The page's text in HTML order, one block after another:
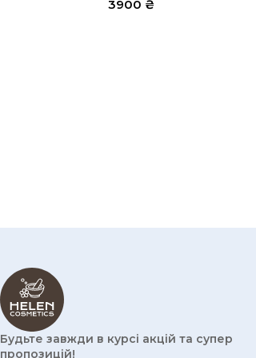
3900 ₴
Будьте завжди в курсі акцій та супер
пропозицій!